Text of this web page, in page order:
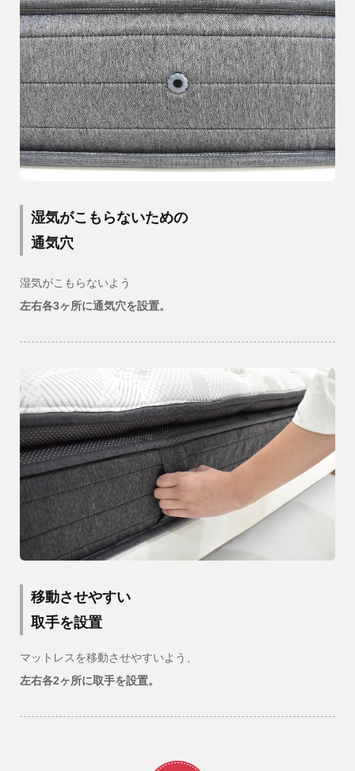
湿気がこもらないための
通気穴
湿気がこもらないよう
左右各3ヶ所に通気穴を設置。
移動させやすい
取手を設置
マットレスを移動させやすいよう、
左右各2ヶ所に取手を設置。